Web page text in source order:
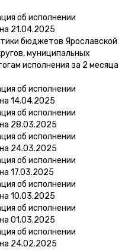
об исполнении
21.04.2025
бюджетов Ярославской
муниципальных
исполнения за 2 месяца
об исполнении
14.04.2025
об исполнении
28.03.2025
об исполнении
24.03.2025
об исполнении
17.03.2025
об исполнении
10.03.2025
об исполнении
01.03.2025
об исполнении
24.02.2025